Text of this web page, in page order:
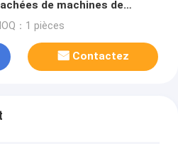
de machines de
de moteurs et de
：1 pièces
Contactez